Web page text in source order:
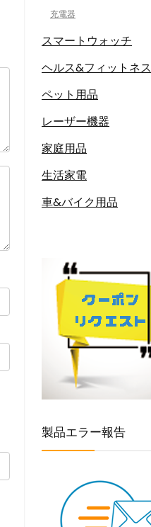
充電器
スマートウォッチ
ヘルス&フィットネス
ペット用品
レーザー機器
家庭用品
生活家電
車&バイク用品
製品エラー報告